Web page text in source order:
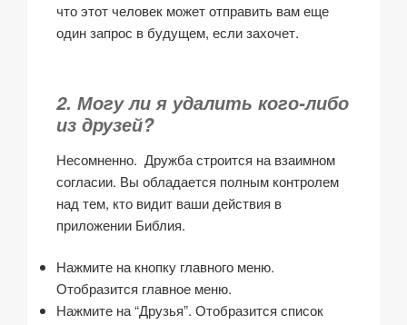
что этот человек может отправить вам еще
один запрос в будущем, если захочет.
2. Могу ли я удалить кого-либо
из друзей?
Несомненно. Дружба строится на взаимном
согласии. Вы обладается полным контролем
над тем, кто видит ваши действия в
приложении Библия.
Нажмите на кнопку главного меню.
Отобразится главное меню.
Нажмите на “Друзья”. Отобразится список